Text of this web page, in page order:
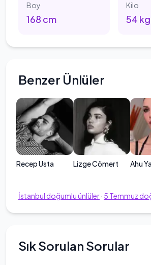
Boy
168 cm
Kilo
54 kg
Benzer Ünlüler
Recep Usta Lizge Cömert Ahu
İstanbul doğumlu ünlüler· 5 Temmuz
Sık Sorulan Sorular